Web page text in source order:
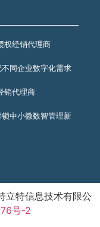
权经销代理商
同企业数字化需求
销代理商
中小微数智管理新
特信息技术有限公
号-2